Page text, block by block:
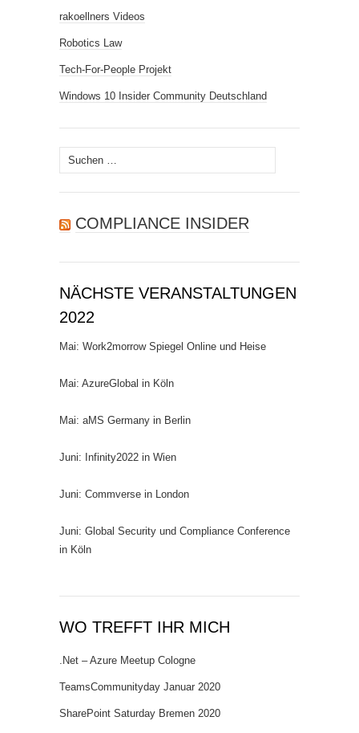
rakoellners Videos
Robotics Law
Tech-For-People Projekt
Windows 10 Insider Community Deutschland
Suchen
nach:
COMPLIANCE INSIDER
NÄCHSTE VERANSTALTUNGEN
2022
Mai: Work2morrow Spiegel Online und Heise
Mai: AzureGlobal in Köln
Mai: aMS Germany in Berlin
Juni: Infinity2022 in Wien
Juni: Commverse in London
Juni: Global Security und Compliance Conference
in Köln
WO TREFFT IHR MICH
.Net – Azure Meetup Cologne
TeamsCommunityday Januar 2020
SharePoint Saturday Bremen 2020